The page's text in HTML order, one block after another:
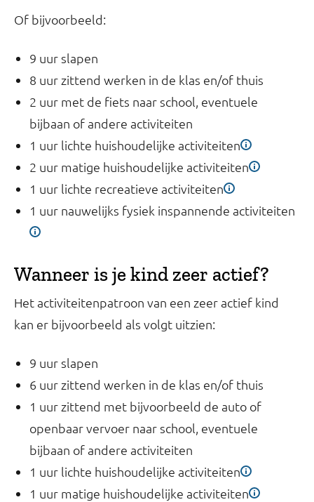
Of bijvoorbeeld:
9 uur slapen
8 uur zittend werken in de klas en/of thuis
2 uur met de fiets naar school, eventuele
bijbaan of andere activiteiten
1 uur lichte huishoudelijke activiteiten
2 uur matige huishoudelijke activiteiten
1 uur lichte recreatieve activiteiten
1 uur nauwelijks fysiek inspannende activiteiten
Wanneer is je kind zeer actief?
Het activiteitenpatroon van een zeer actief kind
kan er bijvoorbeeld als volgt uitzien:
9 uur slapen
6 uur zittend werken in de klas en/of thuis
1 uur zittend met bijvoorbeeld de auto of
openbaar vervoer naar school, eventuele
bijbaan of andere activiteiten
1 uur lichte huishoudelijke activiteiten
1 uur matige huishoudelijke activiteiten